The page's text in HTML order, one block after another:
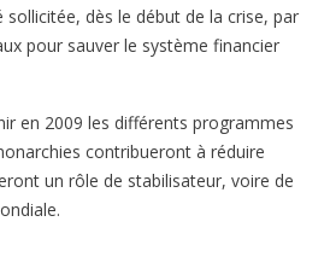
dès le début de la crise, par
pour sauver le système financier
en 2009 les différents programmes
contribueront à réduire
un rôle de stabilisateur, voire de